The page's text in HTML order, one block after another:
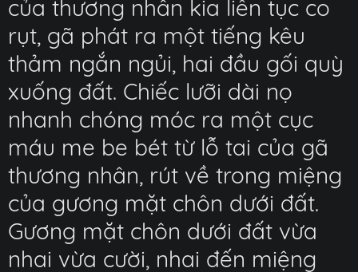
của thương nhân kia liên tục co
rụt, gã phát ra một tiếng kêu
thảm ngắn ngủi, hai đầu gối quỳ
xuống đất. Chiếc lưỡi dài nọ
nhanh chóng móc ra một cục
máu me be bét từ lỗ tai của gã
thương nhân, rút về trong miệng
của gương mặt chôn dưới đất.
Gương mặt chôn dưới đất vừa
nhai vừa cười, nhai đến miệng